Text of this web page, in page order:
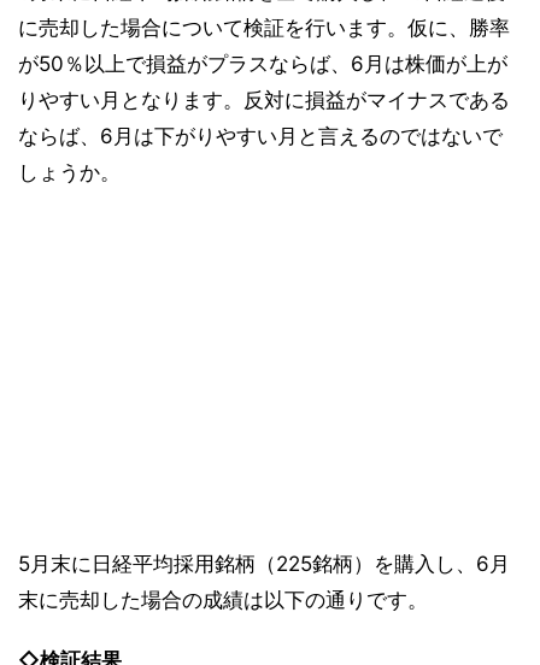
に売却した場合について検証を行います。仮に、勝率
が50％以上で損益がプラスならば、6月は株価が上が
りやすい月となります。反対に損益がマイナスである
ならば、6月は下がりやすい月と言えるのではないで
しょうか。
5月末に日経平均採用銘柄（225銘柄）を購入し、6月
末に売却した場合の成績は以下の通りです。
◇検証結果